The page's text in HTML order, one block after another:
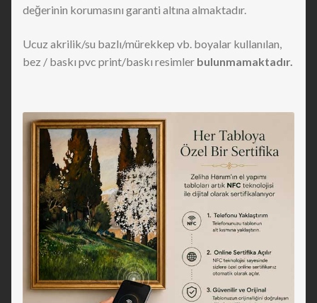
değerinin korumasını garanti altına almaktadır.
Ucuz akrilik/su bazlı/mürekkep vb. boyalar kullanılan,
bez / baskı pvc print/baskı resimler bulunmamaktadır.